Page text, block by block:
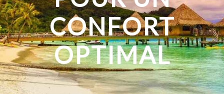
CONFORT
OPTIMAL